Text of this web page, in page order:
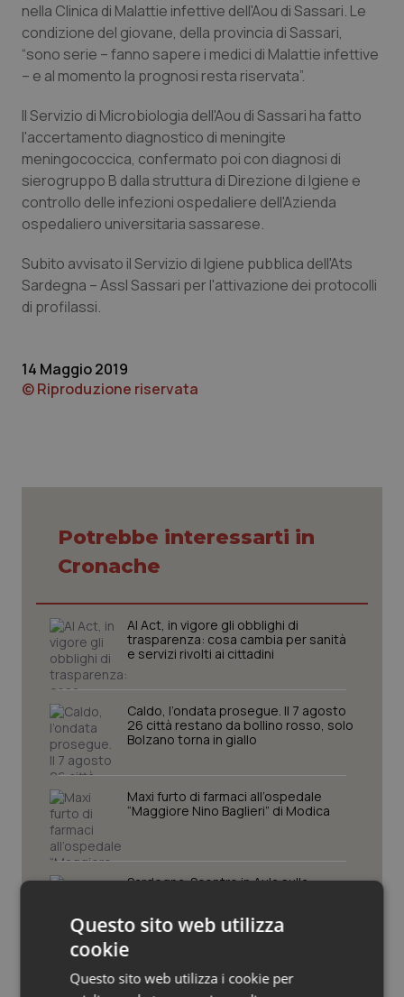
QS Pro
Professionisti Sanitari.AI
Abruzzo
Basilicata
Calabria
Emilia-Romagna
Lazio
Lombardia
Marche
Molise
Piemonte
Provincia Autonoma di Bolzano
Provincia Autonoma di Trento
Puglia
Sardegna
Sicilia
Umbria
QS Pro Gold
Artrite & artrosi
Asma & BPCO
Colesterolo & coronaropatie
Diabete & glucometri
Dolore
Donna & Salute
Epatiti
HIV
Infezioni & Febbre
Ipertensione & Scompenso
Malattie rare
Malattia di Crohn & Rettocolite Ulcerosa
Neuroscienze & patologie neurodegenerative
Oftalmologia
QS Club Newsletter
nella Clinica di Malattie infettive dell'Aou di Sassari. Le
condizione del giovane, della provincia di Sassari,
“sono serie – fanno sapere i medici di Malattie infettive
– e al momento la prognosi resta riservata”.
Il Servizio di Microbiologia dell'Aou di Sassari ha fatto
l'accertamento diagnostico di meningite
meningococcica, confermato poi con diagnosi di
sierogruppo B dalla struttura di Direzione di Igiene e
controllo delle infezioni ospedaliere dell'Azienda
ospedaliero universitaria sassarese.
Subito avvisato il Servizio di Igiene pubblica dell'Ats
Sardegna – Assl Sassari per l'attivazione dei protocolli
di profilassi.
14 Maggio 2019
© Riproduzione riservata
Potrebbe interessarti in
Cronache
AI Act, in vigore gli obblighi di
trasparenza: cosa cambia per sanità
e servizi rivolti ai cittadini
Caldo, l’ondata prosegue. Il 7 agosto
26 città restano da bollino rosso, solo
Bolzano torna in giallo
Maxi furto di farmaci all’ospedale
“Maggiore Nino Baglieri” di Modica
Sardegna. Scontro in Aula sulla
direzione è quella giusta”
Questo sito web utilizza
cookie
Questo sito web utilizza i cookie per